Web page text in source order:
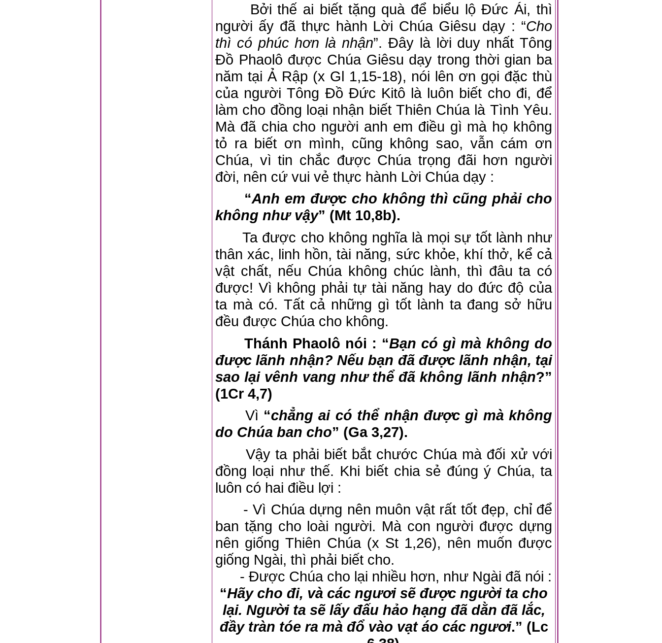
Bởi thế ai biết tặng quà để biểu lộ Đức Ái, thì
người ấy đã thực hành Lời Chúa Giêsu dạy : “Cho
thì có phúc hơn là nhận”. Đây là lời duy nhất Tông
Đồ Phaolô được Chúa Giêsu dạy trong thời gian ba
năm tại Ả Rập (x Gl 1,15-18), nói lên ơn gọi đặc thù
của người Tông Đồ Đức Kitô là luôn biết cho đi, để
làm cho đồng loại nhận biết Thiên Chúa là Tình Yêu.
Mà đã chia cho người anh em điều gì mà họ không
tỏ ra biết ơn mình, cũng không sao, vẫn cám ơn
Chúa, vì tin chắc được Chúa trọng đãi hơn người
đời, nên cứ vui vẻ thực hành Lời Chúa dạy :
“Anh em được cho không thì cũng phải cho
không như vậy” (Mt 10,8b).
Ta được cho không nghĩa là mọi sự tốt lành như
thân xác, linh hồn, tài năng, sức khỏe, khí thở, kể cả
vật chất, nếu Chúa không chúc lành, thì đâu ta có
được! Vì không phải tự tài năng hay do đức độ của
ta mà có. Tất cả những gì tốt lành ta đang sở hữu
đều được Chúa cho không.
Thánh Phaolô nói : “Bạn có gì mà không do
được lãnh nhận? Nếu bạn đã được lãnh nhận, tại
sao lại vênh vang như thể đã không lãnh nhận?”
(1Cr 4,7)
Vì “chẳng ai có thể nhận được gì mà không
do Chúa ban cho” (Ga 3,27).
Vậy ta phải biết bắt chước Chúa mà đối xử với
đồng loại như thế. Khi biết chia sẻ đúng ý Chúa, ta
luôn có hai điều lợi :
- Vì Chúa dựng nên muôn vật rất tốt đẹp, chỉ để
ban tặng cho loài người. Mà con người được dựng
nên giống Thiên Chúa (x St 1,26), nên muốn được
giống Ngài, thì phải biết cho.
- Được Chúa cho lại nhiều hơn, như Ngài đã nói :
“Hãy cho đi, và các ngươi sẽ được người ta cho
lại. Người ta sẽ lấy đấu hảo hạng đã dằn đã lắc,
đầy tràn tóe ra mà đổ vào vạt áo các ngươi.” (Lc